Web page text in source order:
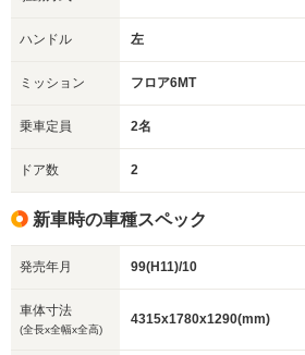
ハンドル 左
ミッション フロア6MT
乗車定員 2名
ドア数 2
新車時の車種スペック
発売年月 99(H11)/10
車体寸法
(全長x全幅x全高)
4315x1780x1290(mm)